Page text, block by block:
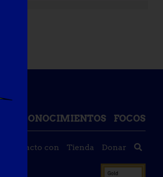
DE CONOCIMIENTOS FOCOS
contacto con Tienda Donar